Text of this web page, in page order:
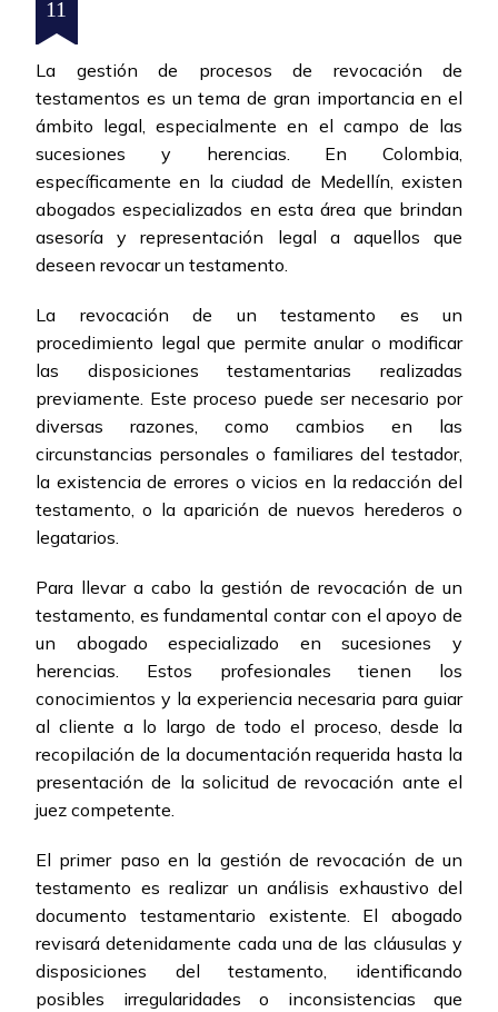
11
La gestión de procesos de revocación de
testamentos es un tema de gran importancia en el
ámbito legal, especialmente en el campo de las
sucesiones y herencias. En Colombia,
específicamente en la ciudad de Medellín, existen
abogados especializados en esta área que brindan
asesoría y representación legal a aquellos que
deseen revocar un testamento.
La revocación de un testamento es un
procedimiento legal que permite anular o modificar
las disposiciones testamentarias realizadas
previamente. Este proceso puede ser necesario por
diversas razones, como cambios en las
circunstancias personales o familiares del testador,
la existencia de errores o vicios en la redacción del
testamento, o la aparición de nuevos herederos o
legatarios.
Para llevar a cabo la gestión de revocación de un
testamento, es fundamental contar con el apoyo de
un abogado especializado en sucesiones y
herencias. Estos profesionales tienen los
conocimientos y la experiencia necesaria para guiar
al cliente a lo largo de todo el proceso, desde la
recopilación de la documentación requerida hasta la
presentación de la solicitud de revocación ante el
juez competente.
El primer paso en la gestión de revocación de un
testamento es realizar un análisis exhaustivo del
documento testamentario existente. El abogado
revisará detenidamente cada una de las cláusulas y
disposiciones del testamento, identificando
posibles irregularidades o inconsistencias que